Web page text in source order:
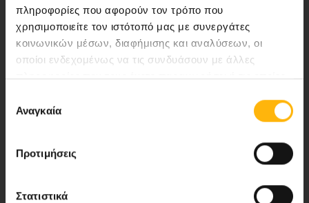
πληροφορίες που αφορούν τον τρόπο που
χρησιμοποιείτε τον ιστότοπό μας με συνεργάτες
κοινωνικών μέσων, διαφήμισης και αναλύσεων, οι
οποίοι ενδεχομένως να τις συνδυάσουν με άλλες
πληροφορίες που τους έχετε παραχωρήσει ή τις οποίες
των υπηρεσιών τους.
συγκατάθεσης
Αναγκαία
Προτιμήσεις
Στατιστικά
151 23 Μαρούσι, Αθήνα Τηλ. Κέντρο: 210 61 84 000
Επικοινωνία